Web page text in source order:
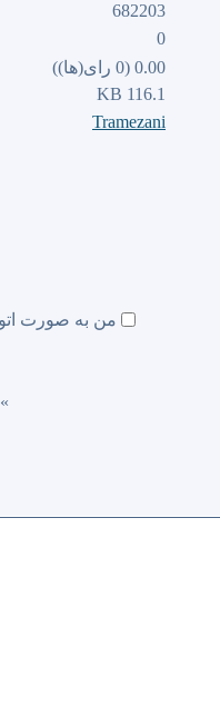
682203
0
0.00 (0 رای(ها))
116.1 KB
Tramezani
من به صورت
»